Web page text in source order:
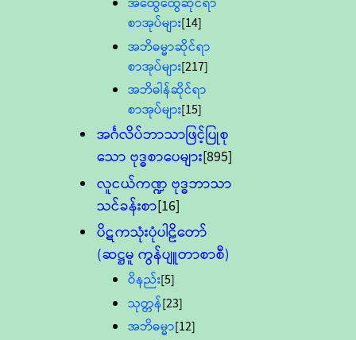
စာအုပ်များ[14]
အဘိဓမ္မာဆိုင်ရာ
စာအုပ်များ[217]
အဘိဓါန်ဆိုင်ရာ
စာအုပ်များ[15]
အင်္ဂလိပ်ဘာသာဖြင့်ပြုစု
သော ဗုဒ္ဓစာပေများ[895]
လူငယ်ကဏ္ဍ ဗုဒ္ဓဘာသာ
သင်ခန်းစာ[16]
ပိဋကသုံးပုံပါဠိတော်
(ဆဋ္ဌမူ ကွန်ပျူတာစာစီ)
ဝိနည်း[5]
သုတ္တန်[23]
အဘိဓမ္မာ[12]